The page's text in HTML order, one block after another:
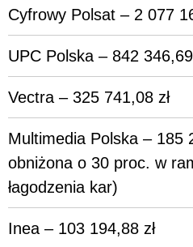
Cyfrowy Polsat – 2 077
UPC Polska – 842 346,69
Vectra – 325 741,08 zł
Multimedia Polska – 185
obniżona o 30 proc. w
łagodzenia kar)
Inea – 103 194,88 zł